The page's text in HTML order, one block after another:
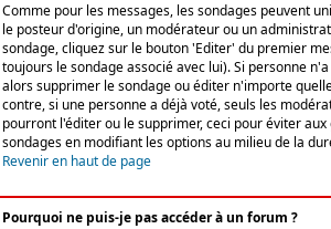
Comme pour les messages, les sondages peuvent
le posteur d'origine, un modérateur ou un
sondage, cliquez sur le bouton 'Editer' du premier
toujours le sondage associé avec lui). Si personne
alors supprimer le sondage ou éditer n'importe
contre, si une personne a déjà voté, seuls les
pourront l'éditer ou le supprimer, ceci pour éviter
sondages en modifiant les options au milieu de la
Revenir en haut de page
Pourquoi ne puis-je pas accéder à un forum ?